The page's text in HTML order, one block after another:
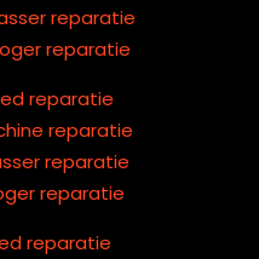
reparatie
reparatie
reparatie
reparatie
reparatie
reparatie
reparatie